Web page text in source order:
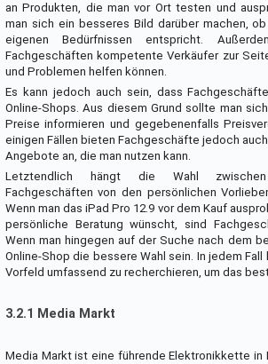
an Produkten, die man vor Ort testen und
man sich ein besseres Bild darüber machen,
eigenen Bedürfnissen entspricht.
Fachgeschäften kompetente Verkäufer zur
und Problemen helfen können.
Es kann jedoch auch sein, dass
Online-Shops. Aus diesem Grund sollte man
Preise informieren und gegebenenfalls
einigen Fällen bieten Fachgeschäfte jedoch
Angebote an, die man nutzen kann.
Letztendlich hängt die Wahl zwischen
Fachgeschäften von den persönlichen
Wenn man das iPad Pro 12.9 vor dem Kauf
persönliche Beratung wünscht, sind
Wenn man hingegen auf der Suche nach dem
Online-Shop die bessere Wahl sein. In jedem
Vorfeld umfassend zu recherchieren, um das
3.2.1 Media Markt
Media Markt ist eine führende Elektronikkette